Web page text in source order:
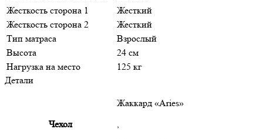
Жесткость сторона 1
Жесткий
Жесткость сторона 2
Жесткий
Тип матраса
Взрослый
Высота
24 см
Нагрузка на место
125 кг
Детали
Чехол
Жаккард «Aries»
,